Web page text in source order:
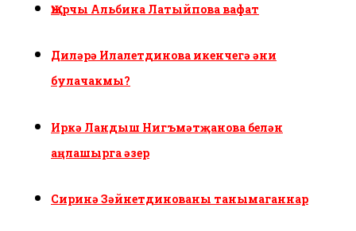
Җырчы Альбина Латыйпова вафат
Диләрә Илалетдинова икенчегә әни
булачакмы?
Иркә Ландыш Нигъмәтҗанова белән
аңлашырга әзер
Сиринә Зәйнетдинованы танымаганнар